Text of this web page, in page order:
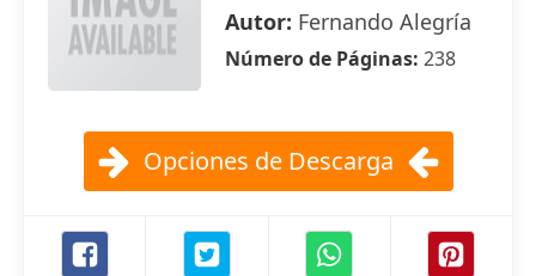
Autor: Fernando Alegría
Número de Páginas: 238
Opciones de Descarga